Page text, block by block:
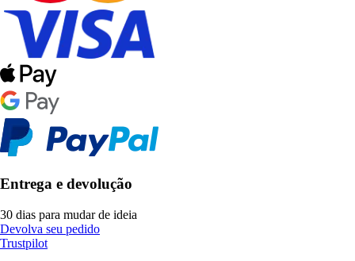
Entrega e devolução
30 dias para mudar de ideia
Devolva seu pedido
Trustpilot